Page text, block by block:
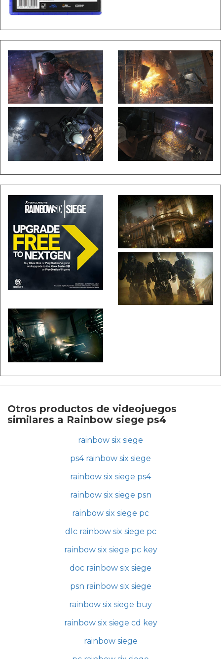
Otros productos de videojuegos
similares a Rainbow siege ps4
rainbow six siege
ps4 rainbow six siege
rainbow six siege ps4
rainbow six siege psn
rainbow six siege pc
dlc rainbow six siege pc
rainbow six siege pc key
doc rainbow six siege
psn rainbow six siege
rainbow six siege buy
rainbow six siege cd key
rainbow siege